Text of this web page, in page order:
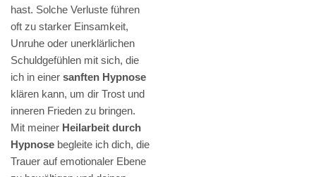
hast. Solche Verluste führen
oft zu starker Einsamkeit,
Unruhe oder unerklärlichen
Schuldgefühlen mit sich, die
ich in einer sanften Hypnose
klären kann, um dir Trost und
inneren Frieden zu bringen.
Mit meiner Heilarbeit durch
Hypnose begleite ich dich, die
Trauer auf emotionaler Ebene